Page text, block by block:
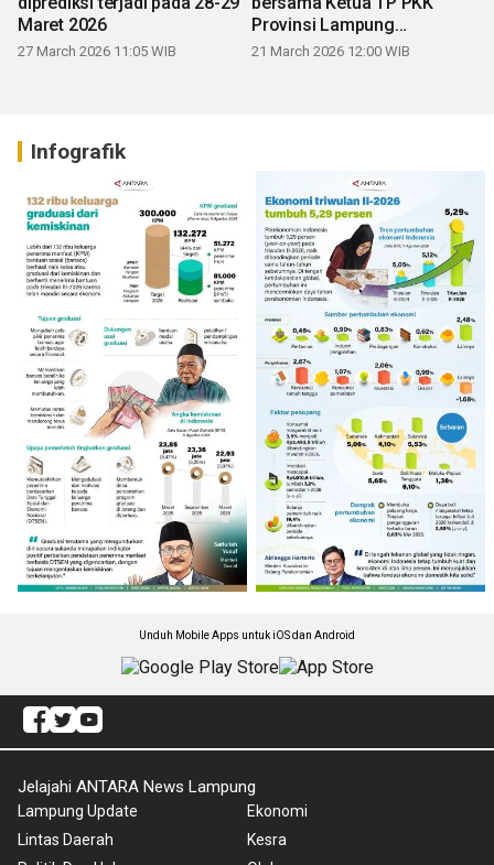
Maret 2026
27 March 2026 11:05 WIB
Provinsi Lampung
mengucapkan Selamat Hari
21 March 2026 12:00 WIB
Infografik
Unduh Mobile Apps untuk iOS dan Android
Jelajahi ANTARA News Lampung
Lampung Update
Lintas Daerah
Ekonomi
Kesra